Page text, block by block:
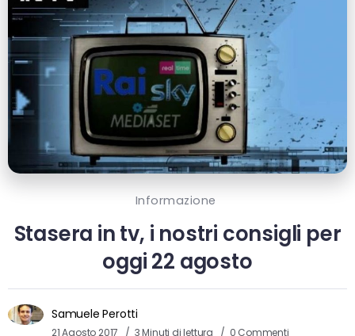
Informazione
Stasera in tv, i nostri consigli per
oggi 22 agosto
Samuele Perotti
21 Agosto 2017 3 Minuti di lettura 0 Commenti